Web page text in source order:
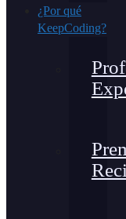
¿Por qué
KeepCoding?